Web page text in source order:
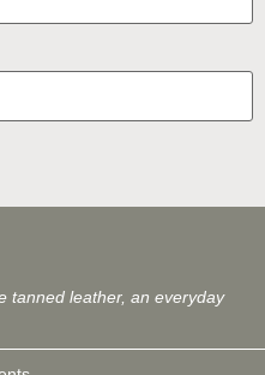
tanned leather, an everyday